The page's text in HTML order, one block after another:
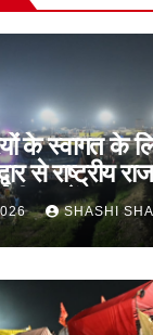
के स्वागत के
से राष्ट्रीय
लाइटेंSHASHI